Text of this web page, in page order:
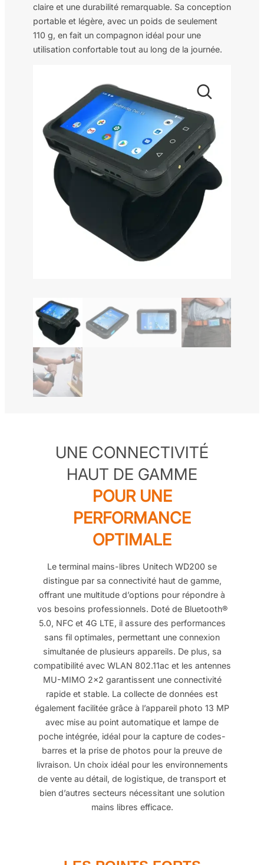
claire et une durabilité remarquable. Sa conception
portable et légère, avec un poids de seulement
110 g, en fait un compagnon idéal pour une
utilisation confortable tout au long de la journée.
UNE CONNECTIVITÉ
HAUT DE GAMME
POUR UNE
PERFORMANCE
OPTIMALE
Le terminal mains-libres Unitech WD200 se
distingue par sa connectivité haut de gamme,
offrant une multitude d’options pour répondre à
vos besoins professionnels. Doté de Bluetooth®
5.0, NFC et 4G LTE, il assure des performances
sans fil optimales, permettant une connexion
simultanée de plusieurs appareils. De plus, sa
compatibilité avec WLAN 802.11ac et les antennes
MU-MIMO 2×2 garantissent une connectivité
rapide et stable. La collecte de données est
également facilitée grâce à l’appareil photo 13 MP
avec mise au point automatique et lampe de
poche intégrée, idéal pour la capture de codes-
barres et la prise de photos pour la preuve de
livraison. Un choix idéal pour les environnements
de vente au détail, de logistique, de transport et
bien d’autres secteurs nécessitant une solution
mains libres efficace.